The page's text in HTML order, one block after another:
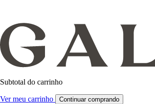
Subtotal do carrinho
Ver meu carrinho Continuar comprando